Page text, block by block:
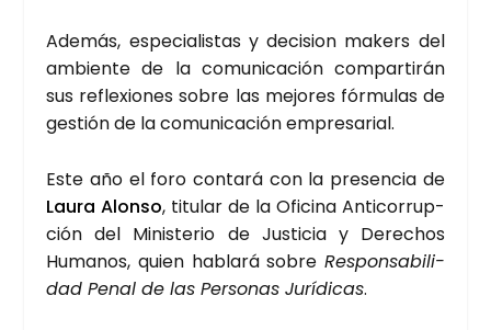
Ade­más, espe­cia­lis­tas y deci­sion makers del
ambien­te de la comu­ni­ca­ción com­par­ti­rán
sus refle­xio­nes sobre las mejo­res fór­mu­las de
ges­tión de la comu­ni­ca­ción empre­sa­rial.
Este año el foro con­ta­rá con la pre­sen­cia de
Lau­ra Alon­so, titu­lar de la Ofi­ci­na Anti­co­rrup­
ción del Minis­te­rio de Jus­ti­cia y Dere­chos
Huma­nos, quien habla­rá sobre Res­pon­sa­bi­li­
dad Penal de las Per­so­nas Jurí­di­cas.